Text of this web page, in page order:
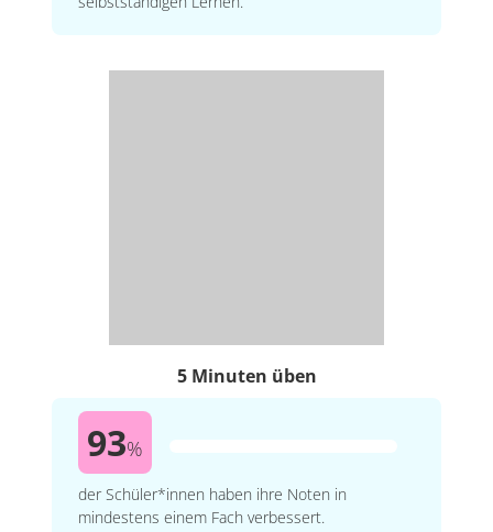
5 Minuten üben
93%
der Schüler*innen haben ihre Noten in
mindestens einem Fach verbessert.